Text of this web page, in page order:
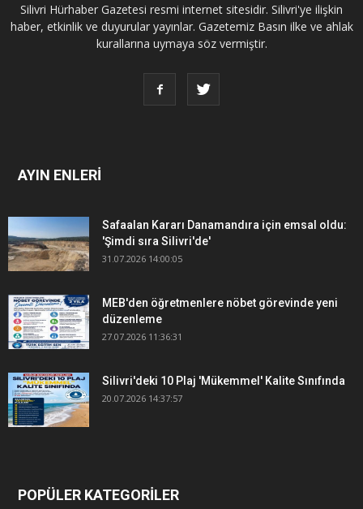
Silivri Hürhaber Gazetesi resmi internet sitesidir. Silivri'ye ilişkin
haber, etkinlik ve duyurular yayınlar. Gazetemiz Basın ilke ve ahlak
kurallarına uymaya söz vermiştir.
AYIN ENLERİ
Safaalan Kararı Danamandıra için emsal oldu:
'Şimdi sıra Silivri'de'
31.07.2026 14:00:05
MEB'den öğretmenlere nöbet görevinde yeni
düzenleme
27.07.2026 11:36:31
Silivri'deki 10 Plaj 'Mükemmel' Kalite Sınıfında
20.07.2026 14:37:57
POPÜLER KATEGORİLER